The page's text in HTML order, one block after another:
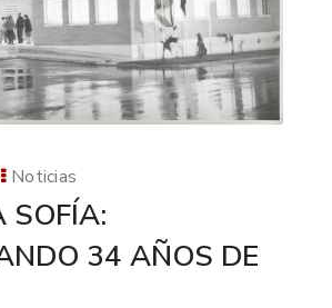
Noticias
SOFÍA:
34 AÑOS DE